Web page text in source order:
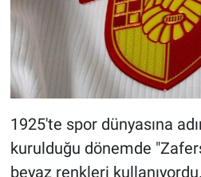
1925'te spor dünyasına
kurulduğu dönemde
beyaz renkleri